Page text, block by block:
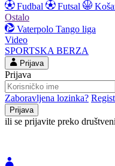
Fudbal
Futsal
Ostalo
Vaterpolo Tango liga
Video
SPORTSKA BERZA
Prijava
Prijava
Zaboravljena lozinka?
ili se prijavite preko